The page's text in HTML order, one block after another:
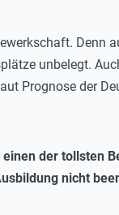
Denn
unbelegt.
Prognose der
der tollsten
nicht